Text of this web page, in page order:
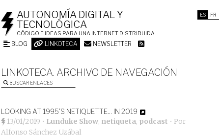
ES FR
AUTONOMÍA DIGITAL Y
TECNOLÓGICA
CÓDIGO E IDEAS PARA UNA INTERNET DISTRIBUIDA
BLOG LINKOTECA NEWSLETTER
LINKOTECA. ARCHIVO DE NAVEGACIÓN
BUSCAR ENLACES
LOOKING AT 1995’S NETIQUETTE… IN 2019
13/01/2019 • Lunduke Show, netiqueta, podcast • Por
Alfonso Sánchez Uzábal